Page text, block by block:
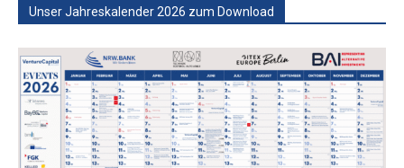
Unser Jahreskalender 2026 zum Download